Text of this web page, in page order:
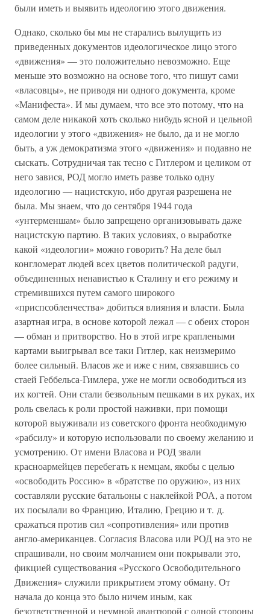
были иметь и выявить идеологию этого движения.
Однако, сколько бы мы не старались вылущить из
приведенных документов идеологическое лицо этого
«движения» — это положительно невозможно. Еще
меньше это возможно на основе того, что пишут сами
«власовцы», не приводя ни одного документа, кроме
«Манифеста». И мы думаем, что все это потому, что на
самом деле никакой хоть сколько нибудь ясной и цельной
идеологии у этого «движения» не было, да и не могло
быть, а уж демократизма этого «движения» и подавно не
сыскать. Сотрудничая так тесно с Гитлером и целиком от
него завися, РОД могло иметь разве только одну
идеологию — нацистскую, ибо другая разрешена не
была. Мы знаем, что до сентября 1944 года
«унтерменшам» было запрещено организовывать даже
нацистскую партию. В таких условиях, о выработке
какой «идеологии» можно говорить? На деле был
конгломерат людей всех цветов политической радуги,
объединенных ненавистью к Сталину и его режиму и
стремившихся путем самого широкого
«приспсобленчества» добиться влияния и власти. Была
азартная игра, в основе которой лежал — с обеих сторон
— обман и притворство. Но в этой игре краплеными
картами выигрывал все таки Гитлер, как неизмеримо
более сильный. Власов же и иже с ним, связавшись со
стаей Геббельса-Гимлера, уже не могли освободиться из
их когтей. Они стали безвольным пешками в их руках, их
роль свелась к роли простой наживки, при помощи
которой выуживали из советского фронта необходимую
«рабсилу» и которую использовали по своему желанию и
усмотрению. От имени Власова и РОД звали
красноармейцев перебегать к немцам, якобы с целью
«освободить Россию» в «братстве по оружию», из них
составляли русские батальоны с наклейкой РОА, а потом
их посылали во Францию, Италию, Грецию и т. д.
сражаться против сил «сопротивления» или против
англо-американцев. Согласия Власова или РОД на это не
спрашивали, но своим молчанием они покрывали это,
фикцией существования «Русского Освободительного
Движения» служили прикрытием этому обману. От
начала до конца это было ничем иным, как
безответственной и неумной авантюрой с одной стороны